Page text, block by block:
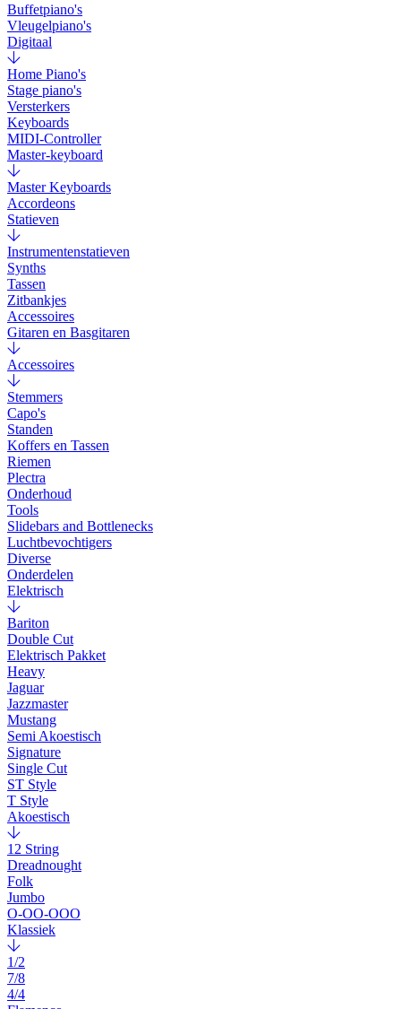
Buffetpiano's
Vleugelpiano's
Digitaal
Home Piano's
Stage piano's
Versterkers
Keyboards
MIDI-Controller
Master-keyboard
Master Keyboards
Accordeons
Statieven
Instrumentenstatieven
Synths
Tassen
Zitbankjes
Accessoires
Gitaren en Basgitaren
Accessoires
Stemmers
Capo's
Standen
Koffers en Tassen
Riemen
Plectra
Onderhoud
Tools
Slidebars and Bottlenecks
Luchtbevochtigers
Diverse
Onderdelen
Elektrisch
Bariton
Double Cut
Elektrisch Pakket
Heavy
Jaguar
Jazzmaster
Mustang
Semi Akoestisch
Signature
Single Cut
ST Style
T Style
Akoestisch
12 String
Dreadnought
Folk
Jumbo
O-OO-OOO
Klassiek
1/2
7/8
4/4